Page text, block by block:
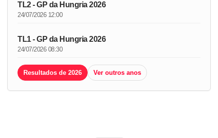
TL2 - GP da Hungria 2026
24/07/2026 12:00
TL1 - GP da Hungria 2026
24/07/2026 08:30
Resultados de 2026 Ver outros anos